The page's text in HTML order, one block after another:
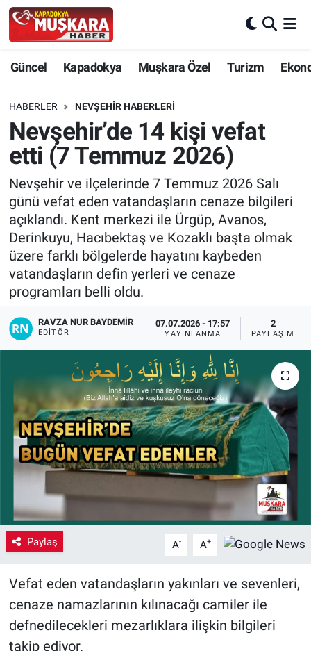
Güncel Kapadokya Muşkara Özel Turizm
HABERLER NEVŞEHIR HABERLERI
Nevşehir’de 14 kişi vefat
etti (7 Temmuz 2026)
Nevşehir ve ilçelerinde 7 Temmuz 2026 Salı
günü vefat eden vatandaşların cenaze bilgileri
açıklandı. Kent merkezi ile Ürgüp, Avanos,
Derinkuyu, Hacıbektaş ve Kozaklı başta olmak
üzere farklı bölgelerde hayatını kaybeden
vatandaşların defin yerleri ve cenaze
programları belli oldu.
RAVZA NUR BAYDEMIR
EDITÖR
07.07.2026 - 17:57
YAYINLANMA
2
PAYLAŞIM
Paylaş A- A+
Vefat eden vatandaşların yakınları ve sevenleri,
cenaze namazlarının kılınacağı camiler ile
defnedilecekleri mezarlıklara ilişkin bilgileri
takip ediyor.
Güncel
SEÇİM
Muşkara Özel
Ekonomi
Kapadokya
Turizm
Kültür - Sanat
Yaşam
VEFATLAR
Nevşehir Hava Durumu
Nevşehir Trafik Yoğunluk Haritası
Süper Lig Puan Durumu ve Fikstür
Tüm Manşetler
Son Dakika Haberleri
Haber Arşivi